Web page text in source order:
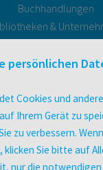
Buchhandlungen
&
facultas Bindeservice
facultas
Zeitschriften
Digitale Angebote
UNTERNEHMEN
persönlichen
Cookies und
Ihrem Gerät zu
zu verbessern.
Sie bitte auf
nur die